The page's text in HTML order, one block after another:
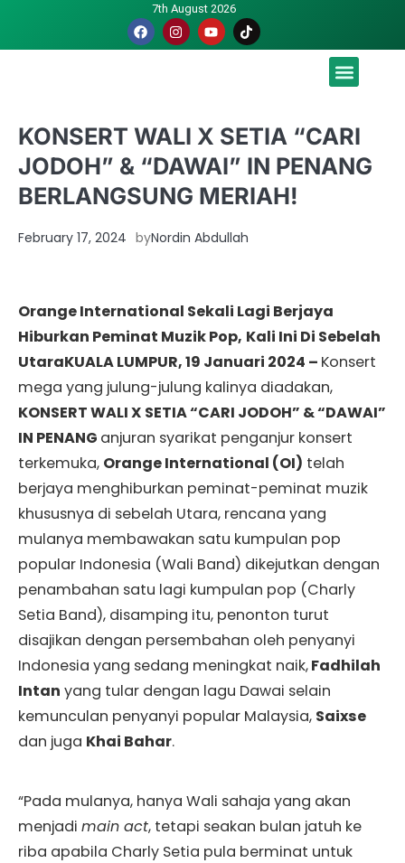
7th August 2026
KONSERT WALI X SETIA “CARI
JODOH” & “DAWAI” IN PENANG
BERLANGSUNG MERIAH!
February 17, 2024 byNordin Abdullah
Orange International Sekali Lagi Berjaya
Hiburkan Peminat Muzik Pop, Kali Ini Di Sebelah
UtaraKUALA LUMPUR, 19 Januari 2024 – Konsert
mega yang julung-julung kalinya diadakan,
KONSERT WALI X SETIA “CARI JODOH” & “DAWAI”
IN PENANG anjuran syarikat penganjur konsert
terkemuka, Orange International (OI) telah
berjaya menghiburkan peminat-peminat muzik
khususnya di sebelah Utara, rencana yang
mulanya membawakan satu kumpulan pop
popular Indonesia (Wali Band) dikejutkan dengan
penambahan satu lagi kumpulan pop (Charly
Setia Band), disamping itu, penonton turut
disajikan dengan persembahan oleh penyanyi
Indonesia yang sedang meningkat naik,Fadhilah
Intan yang tular dengan lagu Dawai selain
kemunculan penyanyi popular Malaysia, Saixse
dan juga Khai Bahar.
“Pada mulanya, hanya Wali sahaja yang akan
menjadi main act, tetapi seakan bulan jatuh ke
riba apabila Charly Setia pula berminat untuk